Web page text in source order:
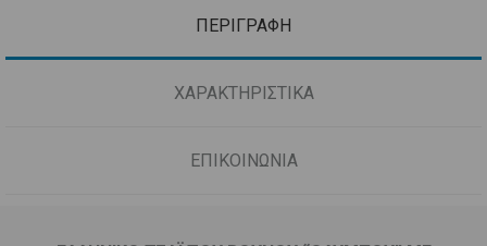
ΠΕΡΙΓΡΑΦΗ
ΧΑΡΑΚΤΗΡΙΣΤΙΚΑ
ΕΠΙΚΟΙΝΩΝΙΑ